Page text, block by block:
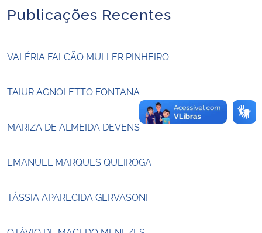
Secretaria-Geral
Secretaria de Governo
Publicações Recentes
VALÉRIA FALCÃO MÜLLER PINHEIRO
TAIUR AGNOLETTO FONTANA
MARIZA DE ALMEIDA DEVENS
EMANUEL MARQUES QUEIROGA
TÁSSIA APARECIDA GERVASONI